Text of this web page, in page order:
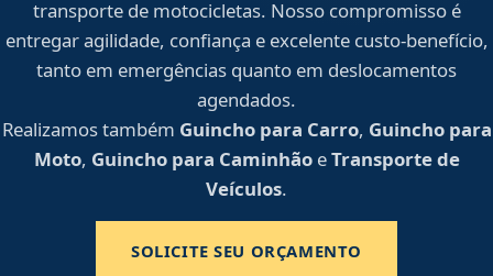
transporte de motocicletas. Nosso compromisso é
entregar agilidade, confiança e excelente custo-benefício,
tanto em emergências quanto em deslocamentos
agendados.
Realizamos também Guincho para Carro, Guincho para
Moto, Guincho para CaminhãoeTransporte de
Veículos.
SOLICITE SEU ORÇAMENTO